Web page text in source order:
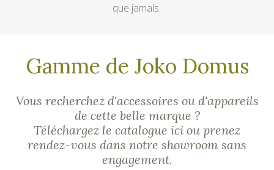
que jamais.
Gamme de Joko Domus
Vous recherchez d'accessoires ou d'appareils
de cette belle marque ?
Téléchargez le catalogue ici ou prenez
rendez-vous dans notre showroom sans
engagement.